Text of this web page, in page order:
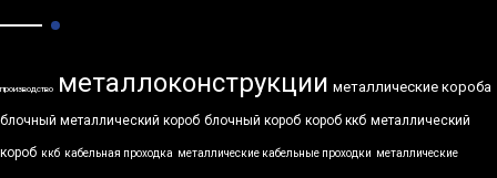
производство металлоконструкции металлические короба
блочный металлический короб блочный короб короб ккб металлический
короб ккб кабельная проходка металлические кабельные проходки металлические